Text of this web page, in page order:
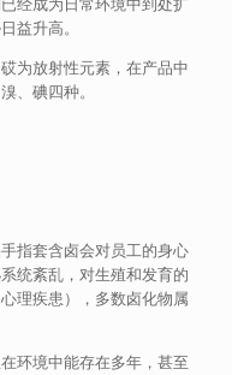
益升高。
为放射性元素，在产品中
、碘四种。
指套含卤会对员工的身心
统紊乱，对生殖和发育的
理疾患），多数卤化物属
环境中能存在多年，甚至